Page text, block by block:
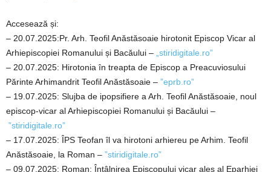
Accesează și:
– 20.07.2025:Pr. Arh. Teofil Anăstăsoaie hirotonit Episcop Vicar al
Arhiepiscopiei Romanului și Bacăului – „stiridigitale.ro”
– 20.07.2025: Hirotonia în treapta de Episcop a Preacuviosului
Părinte Arhimandrit Teofil Anăstăsoaie – ”eprb.ro”
– 19.07.2025: Slujba de ipopsifiere a Arh. Teofil Anăstăsoaie, noul
episcop-vicar al Arhiepiscopiei Romanului și Bacăului –
”stiridigitale.ro”
– 17.07.2025: ÎPS Teofan îl va hirotoni arhiereu pe Arhim. Teofil
Anăstăsoaie, la Roman – ”stiridigitale.ro”
– 09.07.2025: Roman: Întâlnirea Episcopului vicar ales al Eparhiei